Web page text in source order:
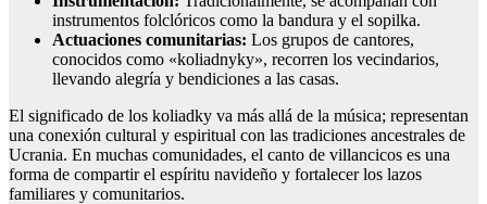
instrumentos folclóricos como la bandura y el sopilka.
Actuaciones comunitarias: Los grupos de cantores,
conocidos como «koliadnyky», recorren los vecindarios,
llevando alegría y bendiciones a las casas.
El significado de los koliadky va más allá de la música; representan
una conexión cultural y espiritual con las tradiciones ancestrales de
Ucrania. En muchas comunidades, el canto de villancicos es una
forma de compartir el espíritu navideño y fortalecer los lazos
familiares y comunitarios.